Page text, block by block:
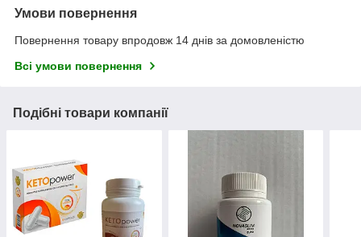
Умови повернення
Повернення товару впродовж 14 днів за домовленістю
Всі умови повернення
Подібні товари компанії